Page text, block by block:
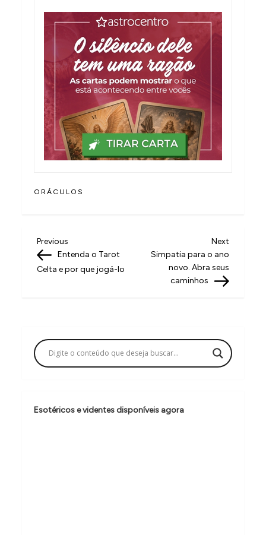
ORÁCULOS
N
a
a
ç
o
d
Previous
Post
Previous
Entenda o Tarot
Celta e por que jogá-lo
Next
Post
Next
Simpatia para o ano
novo. Abra seus
caminhos
Esotéricos e videntes disponíveis agora